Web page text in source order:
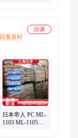
洽谈
回复及时
日本帝人 PC ML-
1103 ML-1105